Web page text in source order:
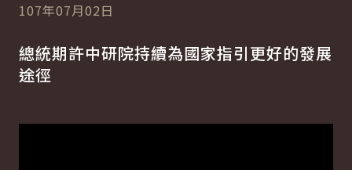
107年07月02日
總統期許中研院持續為國家指引更好的發展
途徑